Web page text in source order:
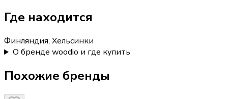
Где находится
Финляндия, Хельсинки
О бренде woodio и где купить
Похожие бренды